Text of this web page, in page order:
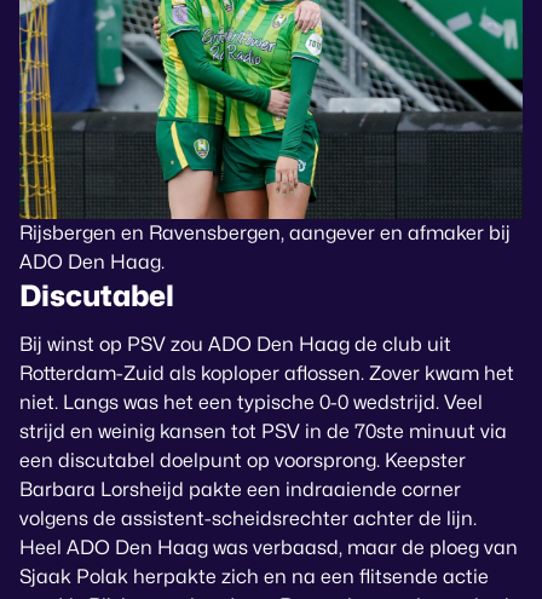
Rijsbergen en Ravensbergen, aangever en afmaker bij
ADO Den Haag.
Discutabel
Bij winst op PSV zou ADO Den Haag de club uit
Rotterdam-Zuid als koploper aflossen. Zover kwam het
niet. Langs was het een typische 0-0 wedstrijd. Veel
strijd en weinig kansen tot PSV in de 70ste minuut via
een discutabel doelpunt op voorsprong. Keepster
Barbara Lorsheijd pakte een indraaiende corner
volgens de assistent-scheidsrechter achter de lijn.
Heel ADO Den Haag was verbaasd, maar de ploeg van
Sjaak Polak herpakte zich en na een flitsende actie